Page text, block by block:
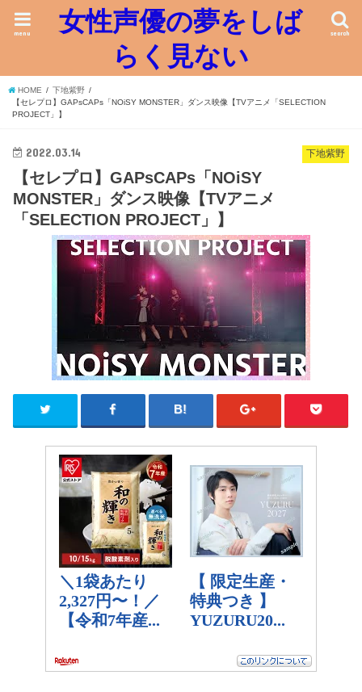
女性声優の夢をしば
らく見ない
search
menu
HOME
下地紫野
【セレプロ】GAPsCAPs「NOiSY MONSTER」ダンス映像【TVアニメ「SELECTION
PROJECT」】
下地紫野
2022.03.14
【セレプロ】GAPsCAPs「NOiSY
MONSTER」ダンス映像【TVアニメ
「SELECTION PROJECT」】